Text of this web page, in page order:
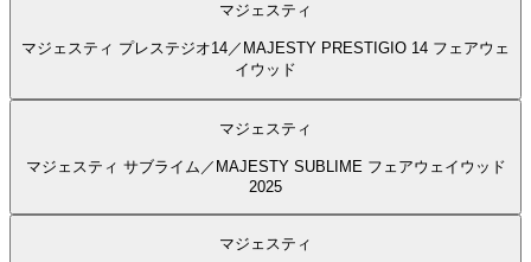
マジェスティ
マジェスティ プレステジオ14／MAJESTY PRESTIGIO 14 フェアウェ
イウッド
マジェスティ
マジェスティ サブライム／MAJESTY SUBLIME フェアウェイウッド
2025
マジェスティ